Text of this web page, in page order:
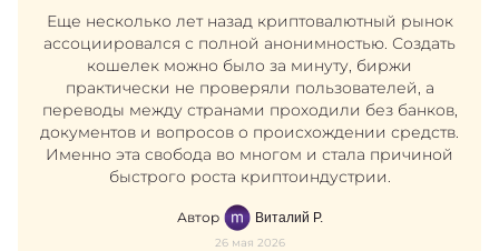
Еще несколько лет назад криптовалютный рынок
ассоциировался с полной анонимностью. Создать
кошелек можно было за минуту, биржи
практически не проверяли пользователей, а
переводы между странами проходили без банков,
документов и вопросов о происхождении средств.
Именно эта свобода во многом и стала причиной
быстрого роста криптоиндустрии.
Автор Виталий Р.
26 мая 2026